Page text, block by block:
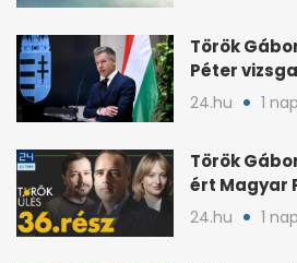
Török
Péter
24.hu 1
Török
ért Magyar
minden róla
24.hu 1